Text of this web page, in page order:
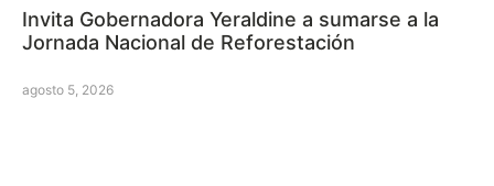
Invita Gobernadora Yeraldine a sumarse a la
Jornada Nacional de Reforestación
agosto 5, 2026